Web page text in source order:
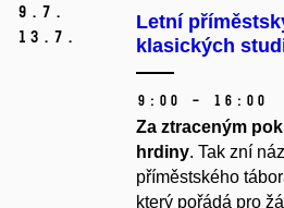
9. 7.
13. 7.
Letní
klasických
9:00 – 16:00
Za ztraceným
hrdiny. Tak zní
příměstského
který pořádá pro